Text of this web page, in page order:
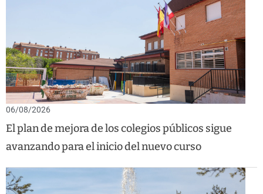
06/08/2026
El plan de mejora de los colegios públicos sigue
avanzando para el inicio del nuevo curso